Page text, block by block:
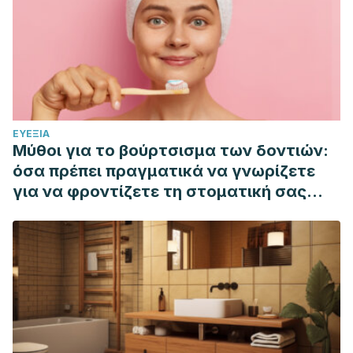
ΕΥΕΞΊΑ
Μύθοι για το βούρτσισμα των δοντιών:
όσα πρέπει πραγματικά να γνωρίζετε
για να φροντίζετε τη στοματική σας